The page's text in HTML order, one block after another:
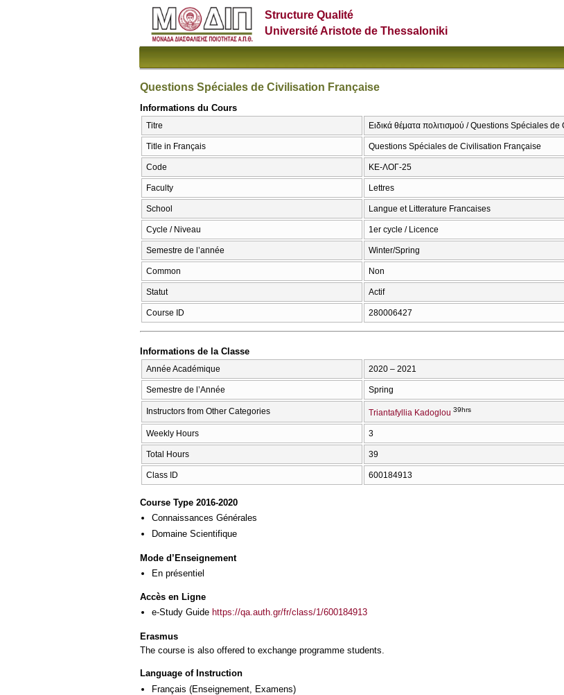
Structure Qualité
Université Aristote de Thessaloniki
Questions Spéciales de Civilisation Française
Informations du Cours
Titre Ειδικά θέματα πολιτισμού / Questions Spéciales
Title in Français Questions Spéciales de Civilisation Française
Code ΚΕ-ΛΟΓ-25
Faculty Lettres
School Langue et Litterature Francaises
Cycle / Niveau 1er cycle / Licence
Semestre de l’année Winter/Spring
Common Non
Statut Actif
Course ID 280006427
Informations de la Classe
Année Académique 2020 – 2021
Semestre de l’Année Spring
Instructors from Other Categories Triantafyllia Kadoglou 39hrs
Weekly Hours 3
Total Hours 39
Class ID 600184913
Course Type 2016-2020
Connaissances Générales
Domaine Scientifique
Mode d’Enseignement
En présentiel
Accès en Ligne
e-Study Guide https://qa.auth.gr/fr/class/1/600184913
Erasmus
The course is also offered to exchange programme students.
Language of Instruction
Français (Enseignement, Examens)